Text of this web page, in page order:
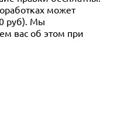
может
руб). Мы
вас об этом при